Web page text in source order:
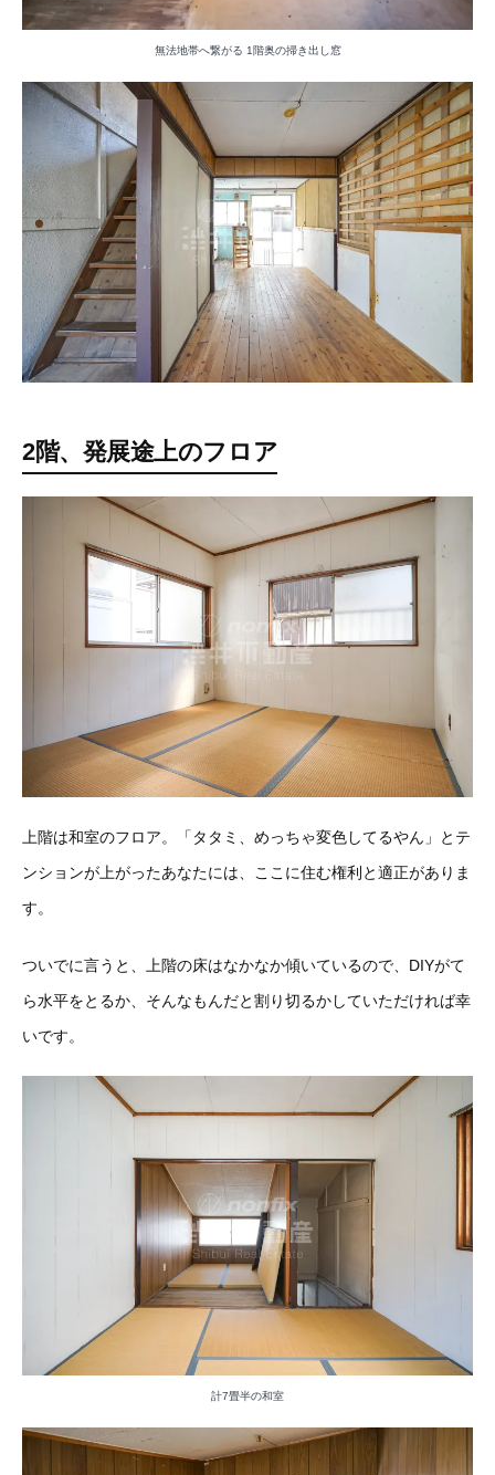
無法地帯へ繋がる 1階奥の掃き出し窓
2階、発展途上のフロア
上階は和室のフロア。「タタミ、めっちゃ変色してるやん」とテ
ンションが上がったあなたには、ここに住む権利と適正がありま
す。
ついでに言うと、上階の床はなかなか傾いているので、DIYがて
ら水平をとるか、そんなもんだと割り切るかしていただければ幸
いです。
計7畳半の和室